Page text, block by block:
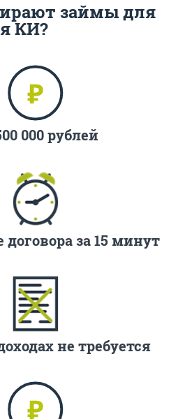
займы для
КИ?
000 рублей
за 15 минут
не требуется